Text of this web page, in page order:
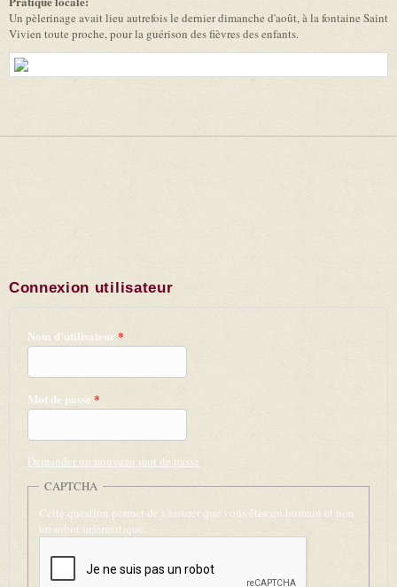
Un pèlerinage avait lieu autrefois le dernier dimanche d'août, à la fontaine Saint
Vivien toute proche, pour la guérison des fièvres des enfants.
Connexion utilisateur
Nom d'utilisateur *
Mot de passe *
Demander un nouveau mot de passe
CAPTCHA
Cette question permet de s'assurer que vous êtes un humain et non
un robot informatique.